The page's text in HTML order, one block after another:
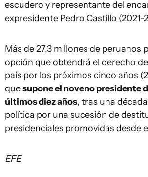
escudero y representante del
expresidente Pedro Castillo (2021-
Más de 27,3 millones de peruanos
opción que obtendrá el derecho
país por los próximos cinco años
quesupone el noveno presidente
últimos diez años, tras una
política por una sucesión de
presidenciales promovidas desde
EFE